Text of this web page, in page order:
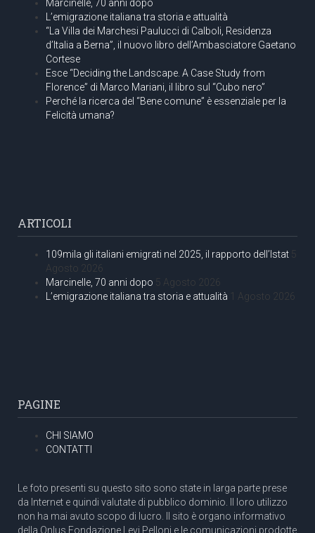
Marcinelle, 70 anni dopo
L’emigrazione italiana tra storia e attualità
“La Villa dei Marchesi Paulucci di Calboli, Residenza
d’Italia a Berna”, il nuovo libro dell’Ambasciatore Gaetano
Cortese
Esce “Deciding the Landscape. A Case Study from
Florence” di Marco Mariani, il libro sul “Cubo nero”
Perché la ricerca del “Bene comune” è essenziale per la
Felicità umana?
ARTICOLI
109mila gli italiani emigrati nel 2025, il rapporto dell’Istat 5
Agosto 2026
Marcinelle, 70 anni dopo 5 Agosto 2026
L’emigrazione italiana tra storia e attualità 1 Agosto 2026
PAGINE
CHI SIAMO
CONTATTI
Le foto presenti su questo sito sono state in larga parte prese
da Internet e quindi valutate di pubblico dominio. Il loro utilizzo
non ha mai avuto scopo di lucro. Il sito è organo informativo
della Onlus Fondazione Levi Pelloni e le comunicazioni prodotte